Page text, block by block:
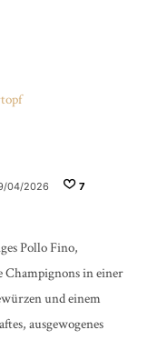
04/2026
7
Pollo Fino,
Champignons in einer
und einem
ausgewogenes